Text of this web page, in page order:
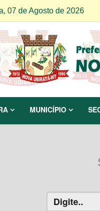
07 de Agosto de 2026
MUNICÍPIO